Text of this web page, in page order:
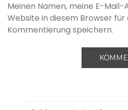
Meinen Namen, meine E-Mail-
Website in diesem Browser
Kommentierung speichern.